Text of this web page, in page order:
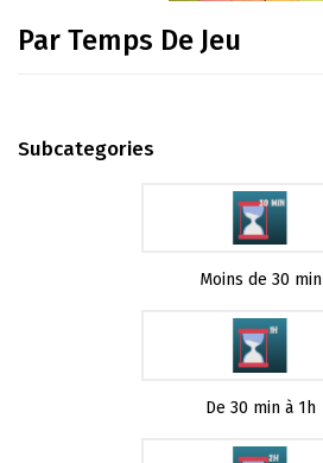
Par Temps De Jeu
Subcategories
Moins de 30 min
De 30 min à 1h